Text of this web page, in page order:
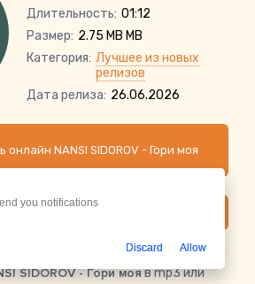
Длительность: 01:12
Размер: 2.75 MB MB
Категория: Лучшее из новых
релизов
Дата релиза: 26.06.2026
онлайн NANSI SIDOROV - Гори моя
Скачать
SIDOROV - Гори мояв mp3 или
you notifications
Discard Allow